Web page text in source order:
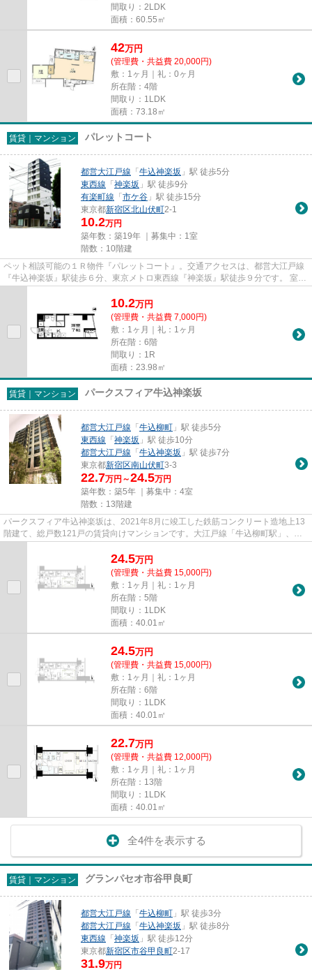
間取り：2LDK
面積：60.55㎡
42万円
(管理費・共益費 20,000円)
敷：1ヶ月｜礼：0ヶ月
所在階：4階
間取り：1LDK
面積：73.18㎡
賃貸｜マンション パレットコート
都営大江戸線 「 牛込神楽坂 」駅 徒歩5分
東西線 「 神楽坂 」駅 徒歩9分
有楽町線 「 市ケ谷 」駅 徒歩15分
東京都新宿区北山伏町2-1
10.2万円
築年数：築19年 ｜募集中： 1室
階数：10階建
ペット相談可能の１Ｒ物件『パレットコート』。交通アクセスは、都営大江戸線
『牛込神楽坂』駅徒歩６分、東京メトロ東西線『神楽坂』駅徒歩９分です。 室内
10.2万円
(管理費・共益費 7,000円)
敷：1ヶ月｜礼：1ヶ月
所在階：6階
間取り：1R
面積：23.98㎡
賃貸｜マンション パークスフィア牛込神楽坂
都営大江戸線 「 牛込柳町 」駅 徒歩5分
東西線 「 神楽坂 」駅 徒歩10分
都営大江戸線 「 牛込神楽坂 」駅 徒歩7分
東京都新宿区南山伏町3-3
22.7万円～24.5万円
築年数：築5年 ｜募集中： 4室
階数：13階建
パークスフィア牛込神楽坂は、2021年8月に竣工した鉄筋コンクリート造地上13
階建て、総戸数121戸の賃貸向けマンションです。大江戸線「牛込柳町駅」、
24.5万円
(管理費・共益費 15,000円)
敷：1ヶ月｜礼：1ヶ月
所在階：5階
間取り：1LDK
面積：40.01㎡
24.5万円
(管理費・共益費 15,000円)
敷：1ヶ月｜礼：1ヶ月
所在階：6階
間取り：1LDK
面積：40.01㎡
22.7万円
(管理費・共益費 12,000円)
敷：1ヶ月｜礼：1ヶ月
所在階：13階
間取り：1LDK
面積：40.01㎡
全4件を表示する
賃貸｜マンション グランパセオ市谷甲良町
都営大江戸線 「 牛込柳町 」駅 徒歩3分
都営大江戸線 「 牛込神楽坂 」駅 徒歩8分
東西線 「 神楽坂 」駅 徒歩12分
東京都新宿区市谷甲良町2-17
31.9万円